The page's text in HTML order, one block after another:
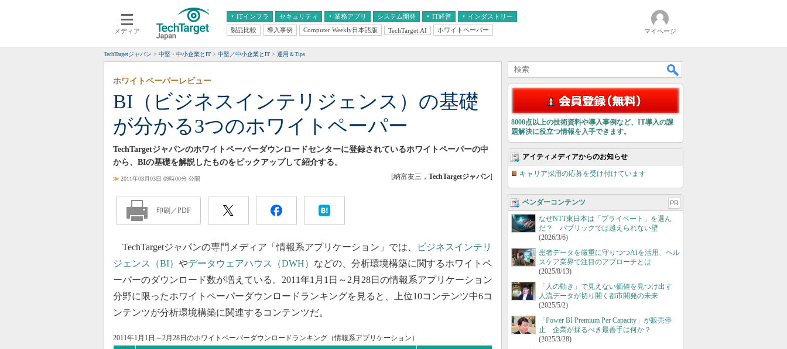
メディア
ITインフラ
クラウド
スマートモバイル
ネットワーク
システム運用管理
セキュリティ 業務アプリ
エンタープライズAI
ERP
情報系システム
システム開発 IT経営
経営とIT
インダストリー
医療IT
製品比較 導入事例 Computer Weekly日本語版 TechTarget.AI ホワイトペーパー マイページ
TechTargetジャパン 中堅・中小企業とIT 中堅／中小企業とIT 運用＆Tips
BI（ビジネスインテリジェンス）の基礎
が分かる3つのホワイトペーパー
ホワイトペーパーレビュー
TechTargetジャパンのホワイトペーパーダウンロードセンターに登録されているホワイトペーパーの中
から、BIの基礎を解説したものをピックアップして紹介する。
≫ 2011年03月03日 09時00分 公開 [納富友三， TechTargetジャパン]
印刷／PDF
TechTargetジャパンの専門メディア「情報系アプリケーション」では、
ビジネスインテリ
ジェンス（BI） やデータウェアハウス（DWH） などの、分析環境構築に関するホワイトペ
ーパーのダウンロード数が増えている。2011年1月1日～2月28日の情報系アプリケーション
分野に限ったホワイトペーパーダウンロードランキングを見ると、上位10コンテンツ中6コ
ンテンツが分析環境構築に関連するコンテンツだ。
2011年1月1日～2月28日のホワイトペーパーダウンロードランキング（情報系アプリケーション）
8000点以上の技術資料や導入事例など、IT導入の課
題解決に役立つ情報を入手できます。
アイティメディアからのお知らせ
キャリア採用の応募を受け付けています
ベンダーコンテンツ PR
なぜNTT東日本は「プライベート」を選ん
だ？ パブリックでは越えられない壁
(2026/3/6)
患者データを厳重に守りつつAIを活用、ヘル
スケア業界で注目のアプローチとは
(2025/8/13)
「人の動き」で見えない価値を見つけ出す
人流データが切り開く都市開発の未来
(2025/5/2)
「Power BI Premium Per Capacity」が販売停
止 企業が採るべき最善手は何か？
(2025/3/28)